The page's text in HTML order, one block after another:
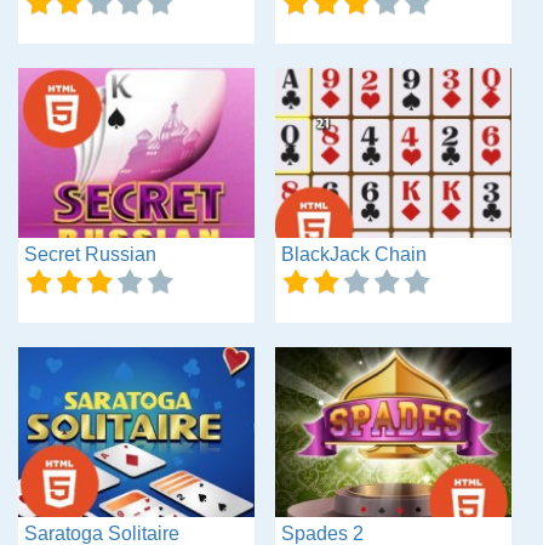
Secret Russian BlackJack Chain
Saratoga Solitaire Spades 2